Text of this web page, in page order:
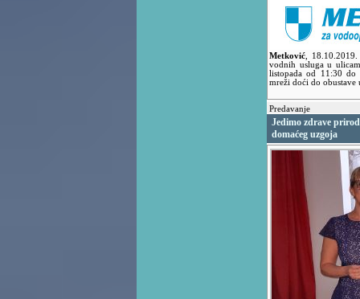
Metković
vodnih usluga u
listopada od 11:30
mreži doći do
Predavanje
Jedimo zdrave
domaćeg uzgoja